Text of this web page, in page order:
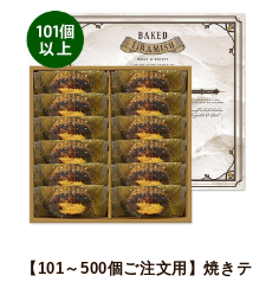
【101～500個ご注文用】焼きテ